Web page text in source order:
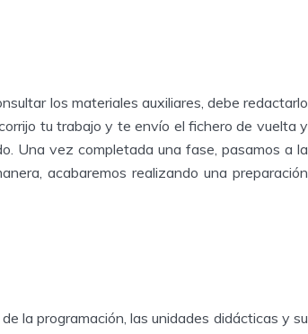
los materiales auxiliares, debe redactarlo
tu trabajo y te envío el fichero de vuelta y
Una vez completada una fase, pasamos a la
acabaremos realizando una preparación
la programación, las unidades didácticas y su